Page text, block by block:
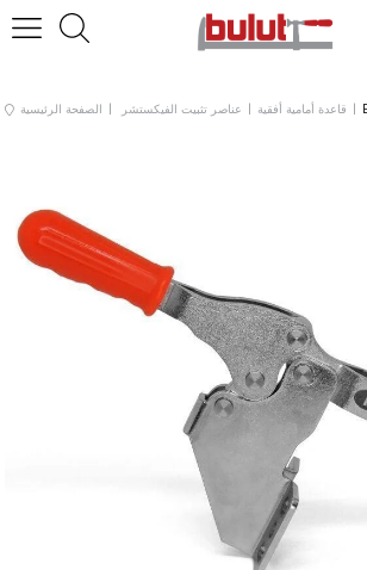
الصفحة الرئيسية عناصر تثبيت الفيكستشر قاعدة أمامية أفقية